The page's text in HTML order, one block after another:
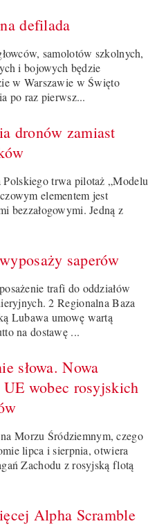
defilada
samolotów szkolnych,
i bojowych będzie
w Warszawie w Święto
po raz pierwsz...
dronów zamiast
trwa pilotaż „Modelu
elementem jest
bezzałogowymi. Jedną z
saperów
trafi do oddziałów
2 Regionalna Baza
Lubawa umowę wartą
na dostawę ...
słowa. Nowa
UE wobec rosyjskich
Morzu Śródziemnym, czego
lipca i sierpnia, otwiera
Zachodu z rosyjską flotą
Alpha Scramble